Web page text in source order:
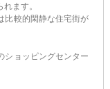
ます。
比較的閑静な住宅街が
ショッピングセンター